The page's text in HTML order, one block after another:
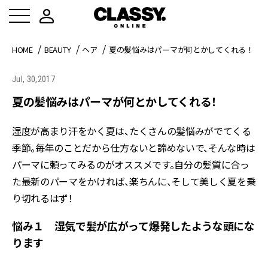
HOME BEAUTY ヘア 夏の髪悩みはパーマが何とかしてくれる！
Jul, 30,2017
夏の髪悩みはパーマが何とかしてくれる！
湿度が高まり汗をかく夏は、たくさんの髪悩みがでてくる
季節。毎年のことだから仕方ないと諦めないで、そんな時は
パーマに頼ってみるのがオススメです。自分の髪質に合っ
た最新のパーマをかければ、楽ちんに、そして美しく夏を乗
り切れるはず！
悩み１ 湿気で髪が広がって爆発したような頭にな
ります